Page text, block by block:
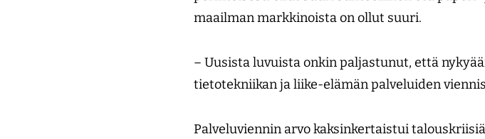
maailman markkinoista on ollut suuri.
– Uusista luvuista onkin paljastunut, että
tietotekniikan ja liike-elämän palveluiden
Palveluviennin arvo kaksinkertaistui